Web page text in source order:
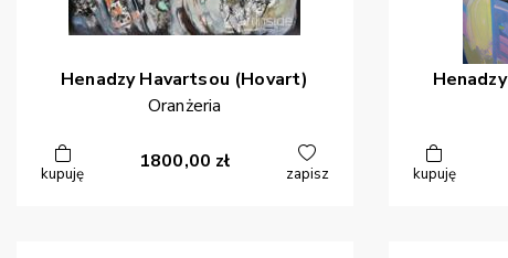
Henadzy Havartsou (Hovart)
Oranżeria
kupuję
1800,00 zł
zapisz
Henadzy
kupuję